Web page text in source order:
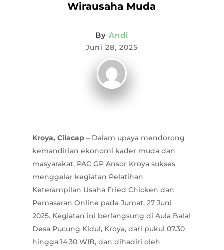
Wirausaha Muda
By Andi
Juni 28, 2025
Kroya, Cilacap– Dalam upaya mendorong
kemandirian ekonomi kader muda dan
masyarakat, PAC GP Ansor Kroya sukses
menggelar kegiatan Pelatihan
Keterampilan Usaha Fried Chicken dan
Pemasaran Online pada Jumat, 27 Juni
2025. Kegiatan ini berlangsung di Aula Balai
Desa Pucung Kidul, Kroya, dari pukul 07.30
hingga 14.30 WIB, dan dihadiri oleh